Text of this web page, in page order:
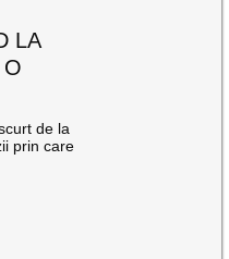
LA
de la
prin care